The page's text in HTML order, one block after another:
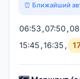
⏰ Ближайший
06:53 ,07:50 ,
15:45 ,16:35 ,